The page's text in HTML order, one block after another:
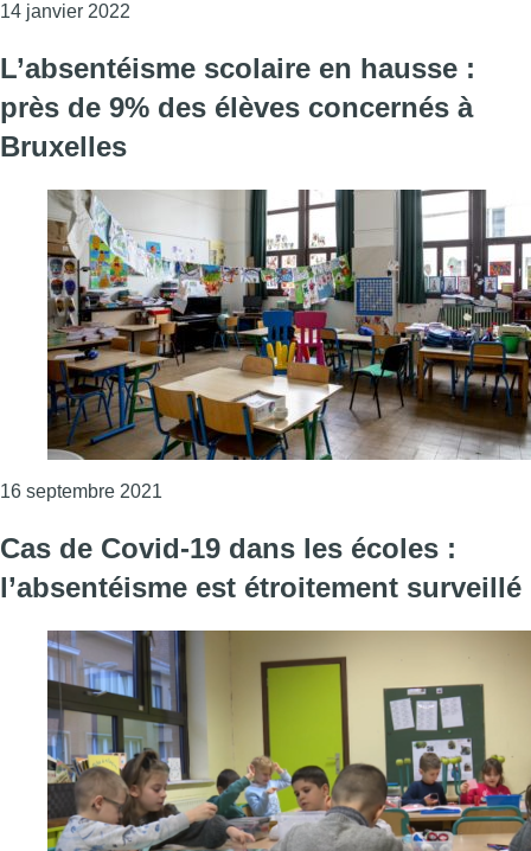
14 janvier 2022
L’absentéisme scolaire en hausse :
près de 9% des élèves concernés à
Bruxelles
16 septembre 2021
Cas de Covid-19 dans les écoles :
l’absentéisme est étroitement surveillé